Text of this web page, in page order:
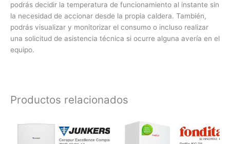
podrás decidir la temperatura de funcionamiento al instante sin
la necesidad de accionar desde la propia caldera. También,
podrás visualizar y monitorizar el consumo o incluso realizar
una solicitud de asistencia técnica si ocurre alguna avería en el
equipo.
Productos relacionados